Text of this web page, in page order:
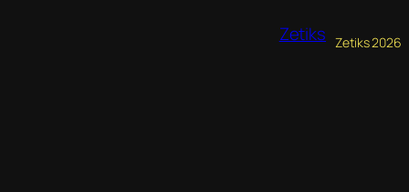
Zetiks Zetiks 2026